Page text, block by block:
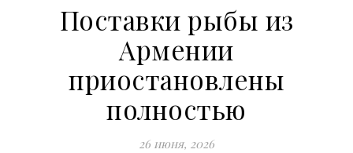
Поставки рыбы из
Армении
приостановлены
полностью
26 июня, 2026